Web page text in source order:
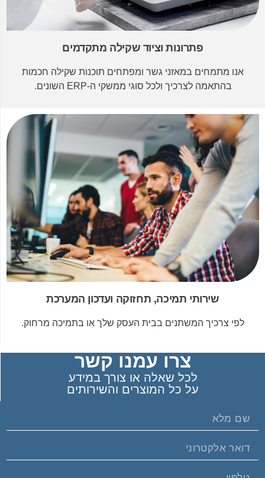
פתרונות וציוד שקילה מתקדמים
אנו מתמחים במאזני גשר ומפתחים תוכנות שקילה חכמות
בהתאמה לצרכיך ולכל סוגי ממשקי ה-ERP השונים.
שירותי תמיכה, תחזוקה ועדכון המערכת
לפי צרכיך המשתנים בבית העסק שלך או בתמיכה מרחוק.
צרו עמנו קשר
לכל שאלה או צורך במידע
על כל המוצרים והשירותים